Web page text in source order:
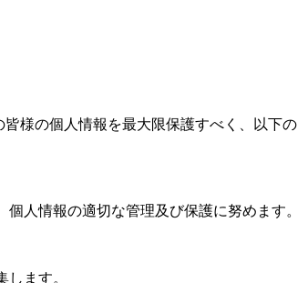
皆様の個人情報を最大限保護すべく、以下の
人情報の適切な管理及び保護に努めます。
ます。